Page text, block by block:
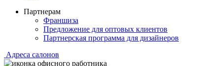
Партнерам
Франшиза
Предложение для оптовых клиентов
Партнерская программа для дизайнеров
Адреса салонов